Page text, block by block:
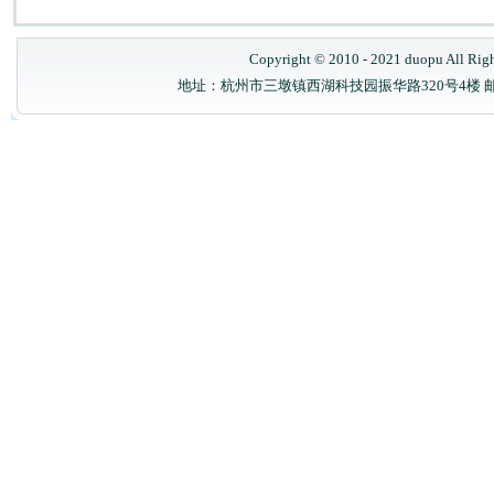
Copyright © 2010 - 2021 duopu All
地址：杭州市三墩镇西湖科技园振华路320号4楼